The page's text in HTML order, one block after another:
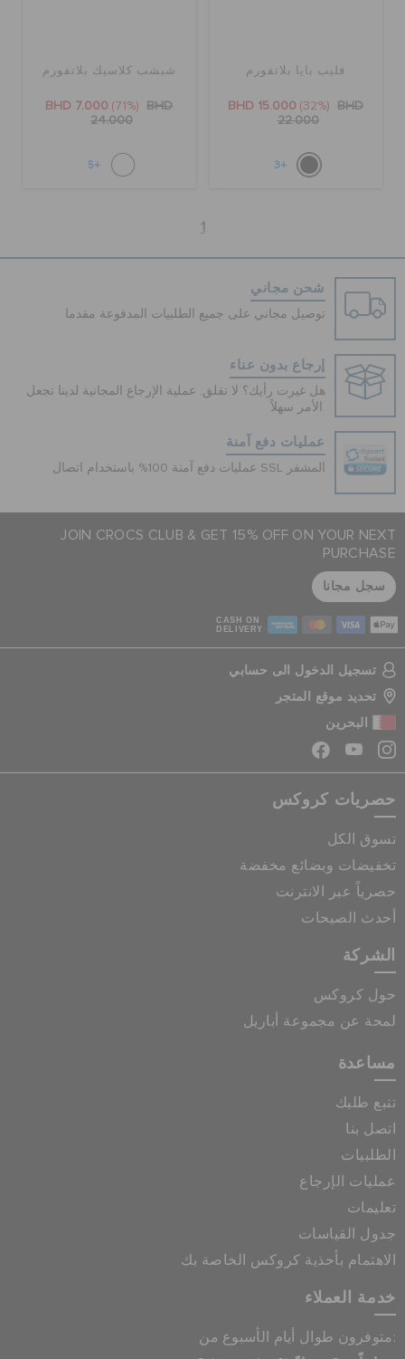
فليب بايا بلاتفورم
BHD 15.000 (32%)
BHD
22.000
+3
شبشب كلاسيك بلاتفورم
BHD 7.000 (71%)
BHD
24.000
+5
1
شحن مجاني
توصيل مجاني على جميع الطلبيات المدفوعة مقدما
إرجاع بدون عناء
هل غيرت رأيك؟ لا تقلق. عملية الإرجاع المجانية لدينا تجعل
عمليات دفع آمنة
عمليات دفع آمنة 100% باستخدام اتصال SSL المشفر
JOIN CROCS CLUB & GET 15% OFF ON YOUR NEXT
PURCHASE
سجل مجانا
CASH ON
DELIVERY
تسجيل الدخول الى حسابي
تحديد موقع المتجر
البحرين
حصريات كروكس
تسوق الكل
تخفيضات وبضائع مخفضة
حصرياً عبر الانترنت
أحدث الصيحات
الشركة
حول كروكس
لمحة عن مجموعة أباريل
مساعدة
تتبع طلبك
اتصل بنا
الطلبيات
عمليات الإرجاع
تعليمات
جدول القياسات
الاهتمام بأحذية كروكس الخاصة بك
خدمة العملاء
متوفرون طوال أيام الأسبوع من: